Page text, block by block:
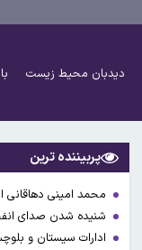
دیدبان محیط زیست
پربیننده ترین
محمد امینی دهاقانی
شنیده شدن صدای
ادارات سیستان و